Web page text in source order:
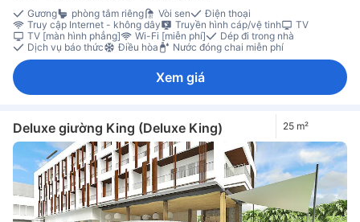
Gương
phòng tắm riêng Vòi sen
Điện thoại
Truy cập Internet - không dây
Truyền hình cáp/vệ tinh
TV
TV [màn hình phẳng]
Wi-Fi [miễn phí]
Dép đi trong nhà
Dịch vụ báo thức
Điều hòa Nước đóng chai miễn phí
Xem giá
Deluxe giường King (Deluxe King) 25 m²